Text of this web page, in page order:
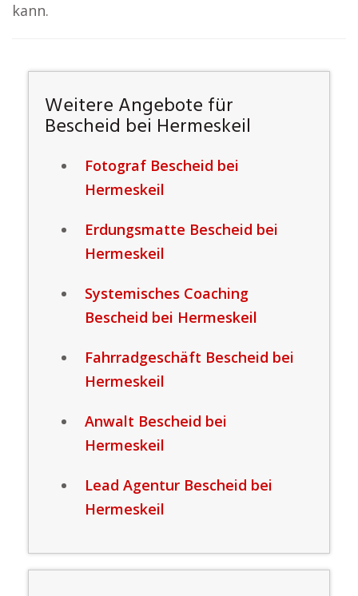
kann.
Weitere Angebote für
Bescheid bei Hermeskeil
Fotograf Bescheid bei
Hermeskeil
Erdungsmatte Bescheid bei
Hermeskeil
Systemisches Coaching
Bescheid bei Hermeskeil
Fahrradgeschäft Bescheid bei
Hermeskeil
Anwalt Bescheid bei
Hermeskeil
Lead Agentur Bescheid bei
Hermeskeil